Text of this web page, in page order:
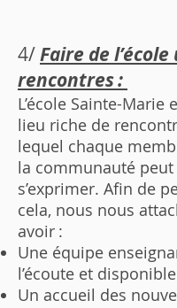
4/Faire de
rencontres :
L’école Sainte-Marie
lieu riche de
lequel chaque
la communauté peut
s’exprimer. Afin de
cela, nous nous
avoir :
Une équipe
l’écoute et disponible
Un accueil des